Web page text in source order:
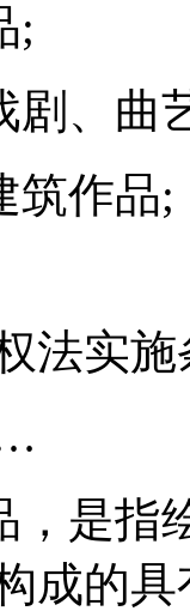
;
、曲
作品;
实施
是指
成的